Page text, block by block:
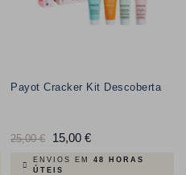
Payot Cracker Kit Descoberta
Preço
normal
25,00 € 15,00 €Preço
ENVIOS EM 48 HORAS
ÚTEIS